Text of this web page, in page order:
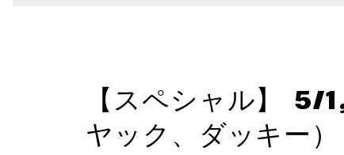
【スペシャル】
ヤック、ダッキー）